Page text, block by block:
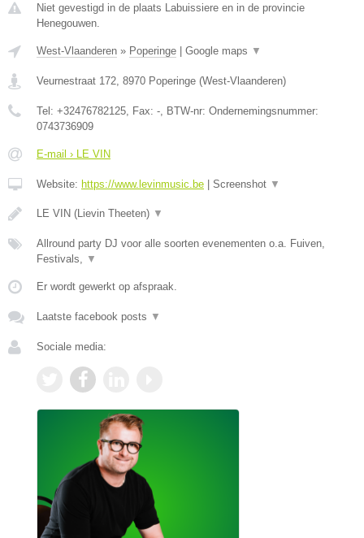
Niet gevestigd in de plaats Labuissiere en in de provincie
Henegouwen.
West-Vlaanderen » Poperinge | Google maps ▼
Veurnestraat 172 8970 Poperinge (West-Vlaanderen)
Tel: +32476782125 , Fax: - , BTW-nr: Ondernemingsnummer:
0743736909
E-mail › LE VIN
Website: https://www.levinmusic.be | Screenshot ▼
LE VIN (Lievin Theeten) ▼
Allround party DJ voor alle soorten evenementen o.a. Fuiven,
Festivals,
▼
Er wordt gewerkt op afspraak.
Laatste facebook posts ▼
Sociale media: